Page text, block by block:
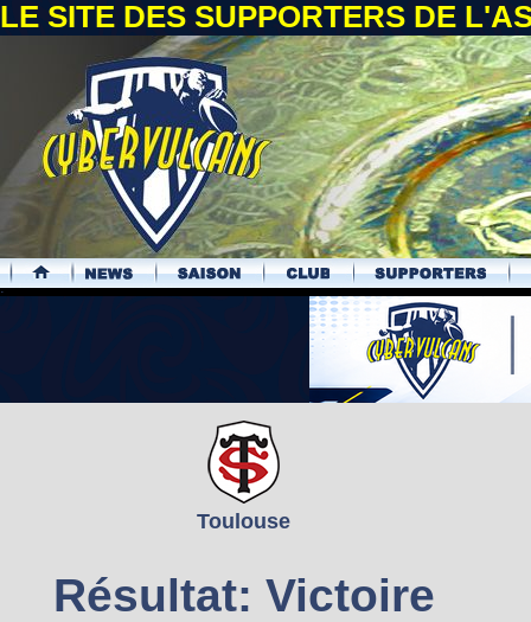
LE SITE DES SUPPORTERS DE
.
Toulouse
Résultat: Victoire